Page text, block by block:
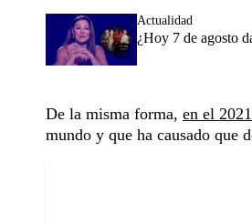
Actualidad
¿Hoy 7 de agosto
De la misma forma, en el
mundo y que ha causado que